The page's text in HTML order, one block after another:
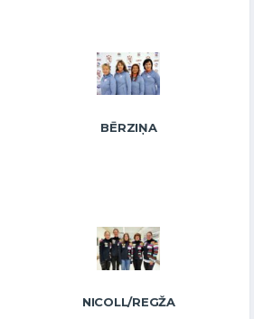
BĒRZIŅA
NICOLL/REGŽA